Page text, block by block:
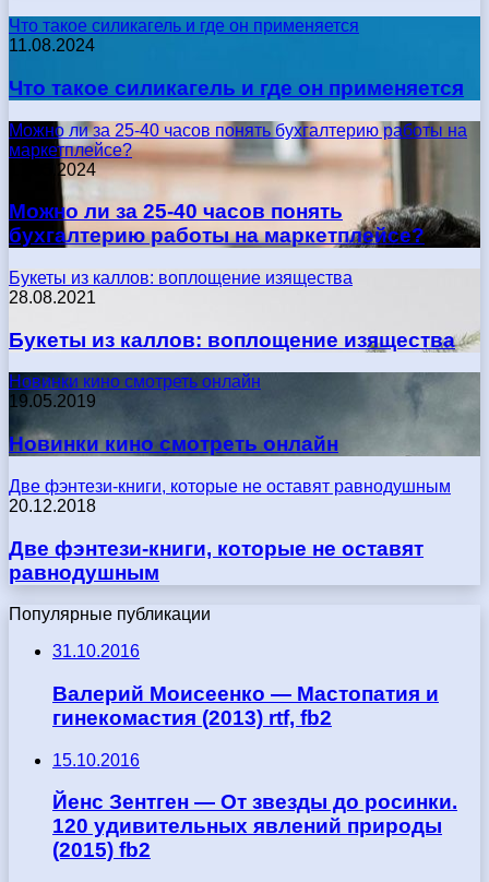
Что такое силикагель и где он применяется
11.08.2024
Что такое силикагель и где он применяется
Можно ли за 25-40 часов понять бухгалтерию работы на
маркетплейсе?
17.05.2024
Можно ли за 25-40 часов понять
бухгалтерию работы на маркетплейсе?
Букеты из каллов: воплощение изящества
28.08.2021
Букеты из каллов: воплощение изящества
Новинки кино смотреть онлайн
19.05.2019
Новинки кино смотреть онлайн
Две фэнтези-книги, которые не оставят равнодушным
20.12.2018
Две фэнтези-книги, которые не оставят
равнодушным
Популярные публикации
31.10.2016
Валерий Моисеенко — Мастопатия и
гинекомастия (2013) rtf, fb2
15.10.2016
Йенс Зентген — От звезды до росинки.
120 удивительных явлений природы
(2015) fb2